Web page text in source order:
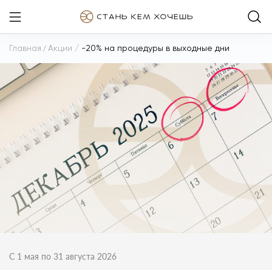
Главная / Акции / -20% на процедуры в выходные дни
С 1 мая по 31 августа 2026